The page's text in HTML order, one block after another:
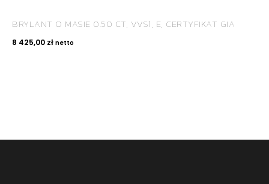
BRYLANT O MASIE 0.50 CT, VVS1, E, CERTYFIKAT GIA
8 425,00 zł netto
KONTAKT